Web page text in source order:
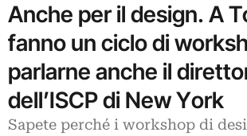
Anche per il design. A
fanno un ciclo di
parlarne anche il
dell’ISCP di New York
Sapete perché i workshop di